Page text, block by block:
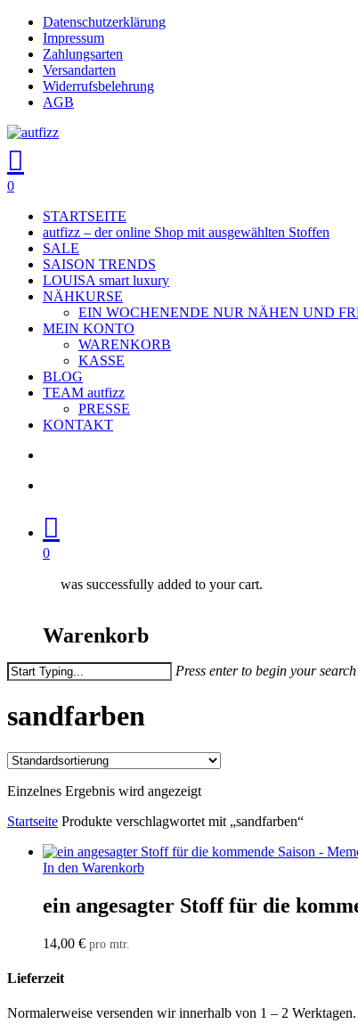
Skip
main
content
Datenschutzerklärung
Impressum
Zahlungsarten
Versandarten
Widerrufsbelehrung
AGB
search
account
0
STARTSEITE
autfizz – der online Shop mit ausgewählten Stoffen
SALE
SAISON TRENDS
LOUISA smart luxury
NÄHKURSE
EIN WOCHENENDE NUR NÄHEN UND
MEIN KONTO
WARENKORB
KASSE
BLOG
TEAM autfizz
PRESSE
KONTAKT
0
was successfully added to your cart.
Warenkorb
Press enter to begin your search
sandfarben
Einzelnes Ergebnis wird angezeigt
Startseite Produkte verschlagwortet mit „sandfarben“
In den Warenkorb
ein angesagter Stoff für die
14,00 € pro mtr.
Lieferzeit
Normalerweise versenden wir innerhalb von 1 – 2